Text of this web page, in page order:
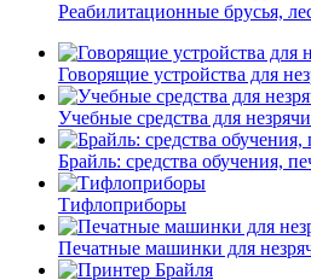
Реабилитационные брусья,
Говорящие устройства для
Учебные средства для
Брайль: средства обучения,
Тифлоприборы
Печатные машинки для